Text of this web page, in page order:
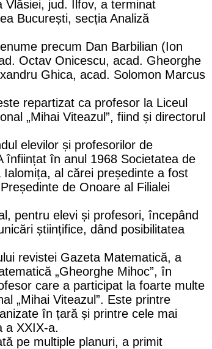
jud. Ilfov, a terminat
București, secția Analiză
precum Dan Barbilian (Ion
Octav Onicescu, acad. Gheorghe
Ghica, acad. Solomon Marcus
repartizat ca profesor la Liceul
„Mihai Viteazul”, fiind și directorul
elevilor și profesorilor de
înființat în anul 1968 Societatea de
al cărei președinte a fost
de Onoare al Filialei
pentru elevi și profesori, începând
științifice, dând posibilitatea
revistei Gazeta Matematică, a
„Gheorghe Mihoc”, în
care a participat la foarte multe
„Mihai Viteazul”. Este printre
în țară și printre cele mai
a XXIX-a.
pe multiple planuri, a primit